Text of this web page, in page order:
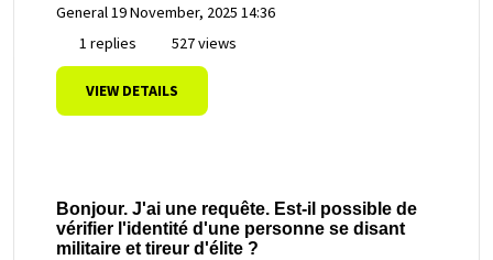
General19 November, 2025 14:36
1 replies
527 views
VIEW DETAILS
Bonjour. J'ai une requête. Est-il possible de
vérifier l'identité d'une personne se disant
militaire et tireur d'élite ?